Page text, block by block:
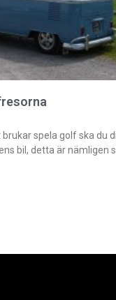
spela golf ska du
bil, detta är nämligen